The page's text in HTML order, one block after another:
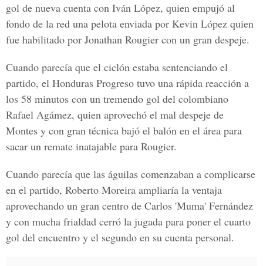
gol de nueva cuenta con Iván López, quien empujó al
fondo de la red una pelota enviada por Kevin López quien
fue habilitado por Jonathan Rougier con un gran despeje.
Cuando parecía que el ciclón estaba sentenciando el
partido, el Honduras Progreso tuvo una rápida reacción a
los 58 minutos con un tremendo gol del colombiano
Rafael Agámez, quien aprovechó el mal despeje de
Montes y con gran técnica bajó el balón en el área para
sacar un remate inatajable para Rougier.
Cuando parecía que las águilas comenzaban a complicarse
en el partido, Roberto Moreira ampliaría la ventaja
aprovechando un gran centro de Carlos 'Muma' Fernández
y con mucha frialdad cerró la jugada para poner el cuarto
gol del encuentro y el segundo en su cuenta personal.